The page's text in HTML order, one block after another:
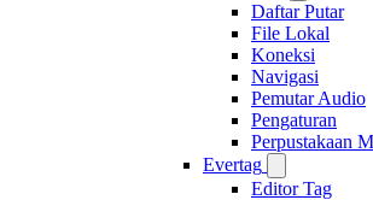
Daftar Putar
File Lokal
Koneksi
Navigasi
Pemutar Audio
Pengaturan
Perpustakaan
Evertag
Editor Tag